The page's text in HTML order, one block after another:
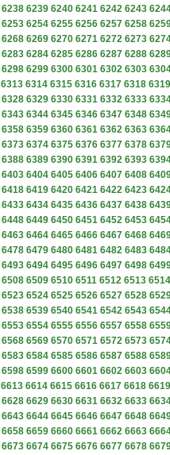
6238 6239 6240 6241 6242 6243
6253 6254 6255 6256 6257 6258
6268 6269 6270 6271 6272 6273
6283 6284 6285 6286 6287 6288
6298 6299 6300 6301 6302 6303
6313 6314 6315 6316 6317 6318 6319
6328 6329 6330 6331 6332 6333
6343 6344 6345 6346 6347 6348
6358 6359 6360 6361 6362 6363
6373 6374 6375 6376 6377 6378
6388 6389 6390 6391 6392 6393
6403 6404 6405 6406 6407 6408
6418 6419 6420 6421 6422 6423
6433 6434 6435 6436 6437 6438
6448 6449 6450 6451 6452 6453
6463 6464 6465 6466 6467 6468
6478 6479 6480 6481 6482 6483
6493 6494 6495 6496 6497 6498
6508 6509 6510 6511 6512 6513 6514
6523 6524 6525 6526 6527 6528
6538 6539 6540 6541 6542 6543
6553 6554 6555 6556 6557 6558
6568 6569 6570 6571 6572 6573
6583 6584 6585 6586 6587 6588
6598 6599 6600 6601 6602 6603
6613 6614 6615 6616 6617 6618 6619
6628 6629 6630 6631 6632 6633
6643 6644 6645 6646 6647 6648
6658 6659 6660 6661 6662 6663
6673 6674 6675 6676 6677 6678